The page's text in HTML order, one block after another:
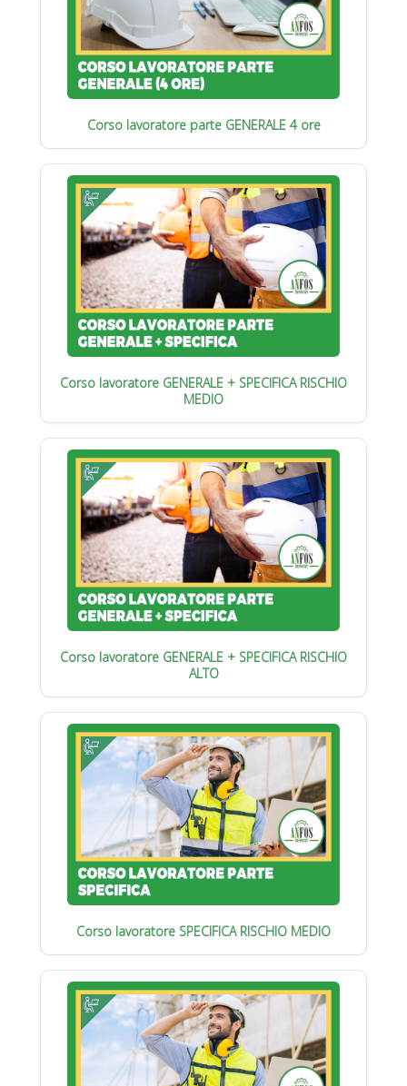
Corso lavoratore parte GENERALE 4 ore
Corso lavoratore GENERALE + SPECIFICA RISCHIO
MEDIO
Corso lavoratore GENERALE + SPECIFICA RISCHIO
ALTO
Corso lavoratore SPECIFICA RISCHIO MEDIO